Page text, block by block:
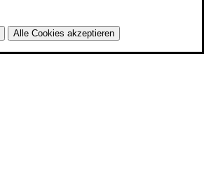
Alle Cookies akzeptieren